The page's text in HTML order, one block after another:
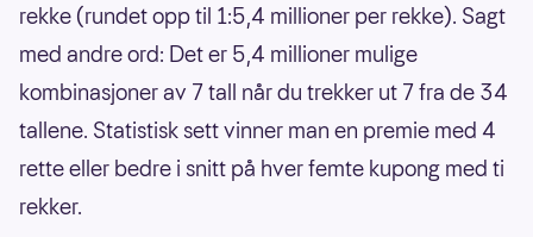
rekke (rundet opp til 1:5,4 millioner per rekke). Sagt
med andre ord: Det er 5,4 millioner mulige
kombinasjoner av 7 tall når du trekker ut 7 fra de 34
tallene. Statistisk sett vinner man en premie med 4
rette eller bedre i snitt på hver femte kupong med ti
rekker.